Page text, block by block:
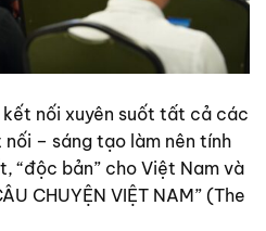
kết nối xuyên suốt tất cả các
– sáng tạo làm nên tính
“độc bản” cho Việt Nam và
CHUYỆN VIỆT NAM” (The